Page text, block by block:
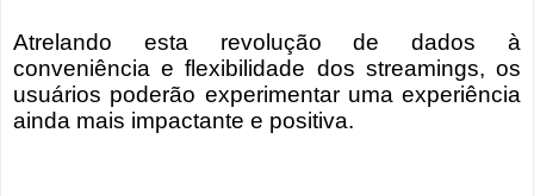
Atrelando esta revolução de dados à
conveniência e flexibilidade dos streamings, os
usuários poderão experimentar uma experiência
ainda mais impactante e positiva.